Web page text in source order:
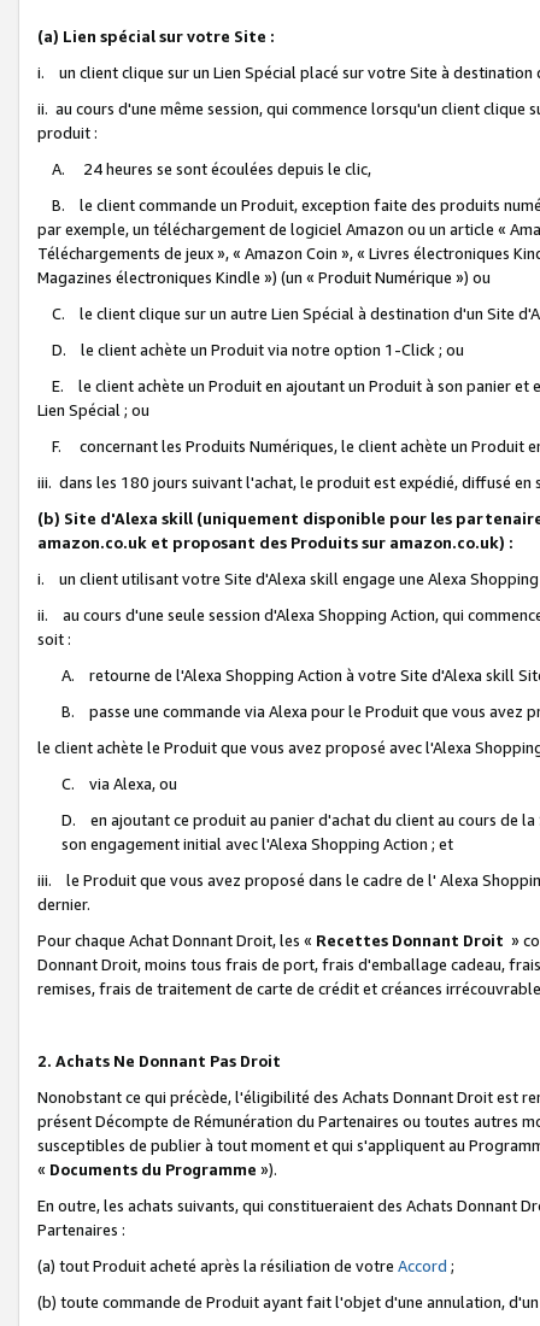
(a) Lien spécial sur votre Site :
i. un client clique sur un Lien Spécial placé sur votre Site à destination
ii. au cours d'une même session, qui commence lorsqu'un client
produit :
A. 24 heures se sont écoulées depuis le clic,
B. le client commande un Produit, exception faite des produits
par exemple, un téléchargement de logiciel Amazon ou un article «
Téléchargements de jeux », « Amazon Coin », « Livres électroniques
Magazines électroniques Kindle ») (un « Produit Numérique ») ou
C. le client clique sur un autre Lien Spécial à destination d'un Site
D. le client achète un Produit via notre option 1-Click ; ou
E. le client achète un Produit en ajoutant un Produit à son panier et
Lien Spécial ; ou
F. concernant les Produits Numériques, le client achète un Produit
iii. dans les 180 jours suivant l'achat, le produit est expédié, diffusé
(b) Site d'Alexa skill (uniquement disponible pour les
amazon.co.uk et proposant des Produits sur amazon.co.uk) :
i. un client utilisant votre Site d'Alexa skill engage une Alexa
ii. au cours d'une seule session d'Alexa Shopping Action, qui
soit :
A. retourne de l'Alexa Shopping Action à votre Site d'Alexa skill
B. passe une commande via Alexa pour le Produit que vous avez
le client achète le Produit que vous avez proposé avec l'Alexa
C. via Alexa, ou
D. en ajoutant ce produit au panier d'achat du client au cours de
son engagement initial avec l'Alexa Shopping Action ; et
iii. le Produit que vous avez proposé dans le cadre de l' Alexa
dernier.
Pour chaque Achat Donnant Droit, les « Recettes Donnant Droit »
Donnant Droit, moins tous frais de port, frais d'emballage cadeau,
remises, frais de traitement de carte de crédit et créances
2. Achats Ne Donnant Pas Droit
Nonobstant ce qui précède, l'éligibilité des Achats Donnant Droit est
présent Décompte de Rémunération du Partenaires ou toutes autres
susceptibles de publier à tout moment et qui s'appliquent au
« Documents du Programme »).
En outre, les achats suivants, qui constitueraient des Achats Donnant
Partenaires :
(a) tout Produit acheté après la résiliation de votre Accord ;
(b) toute commande de Produit ayant fait l'objet d'une annulation,